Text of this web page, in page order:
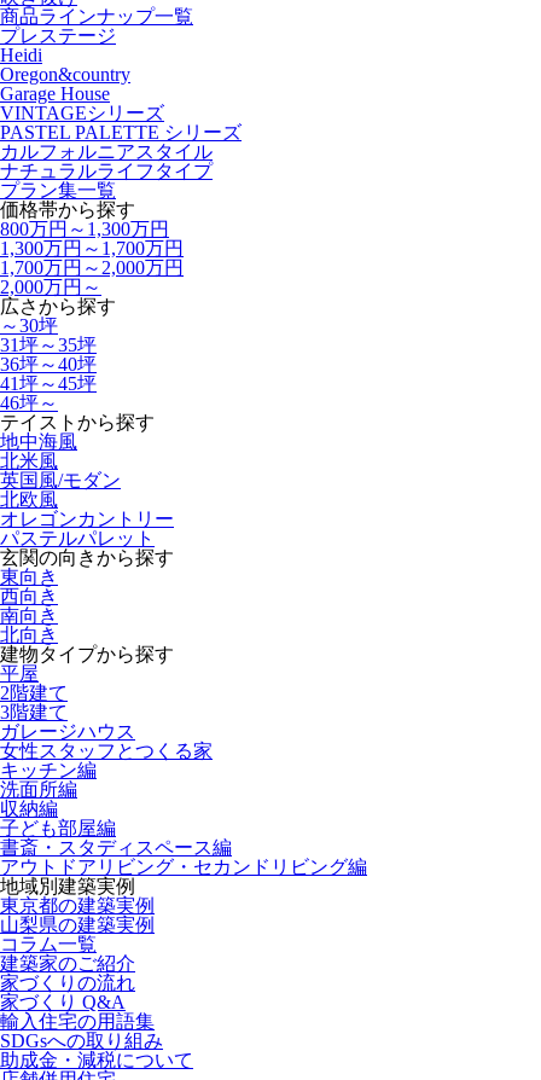
商品ラインナップ一覧
プレステージ
Heidi
Oregon&country
Garage House
VINTAGEシリーズ
PASTEL PALETTE シリーズ
カルフォルニアスタイル
ナチュラルライフタイプ
プラン集一覧
価格帯から探す
800万円～1,300万円
1,300万円～1,700万円
1,700万円～2,000万円
2,000万円～
広さから探す
～30坪
31坪～35坪
36坪～40坪
41坪～45坪
46坪～
テイストから探す
地中海風
北米風
英国風/モダン
北欧風
オレゴンカントリー
パステルパレット
玄関の向きから探す
東向き
西向き
南向き
北向き
建物タイプから探す
平屋
2階建て
3階建て
ガレージハウス
女性スタッフとつくる家
キッチン編
洗面所編
収納編
子ども部屋編
書斎・スタディスペース編
アウトドアリビング・セカンドリビング編
地域別建築実例
東京都の建築実例
山梨県の建築実例
コラム一覧
建築家のご紹介
家づくりの流れ
家づくり Q&A
輸入住宅の用語集
SDGsへの取り組み
助成金・減税について